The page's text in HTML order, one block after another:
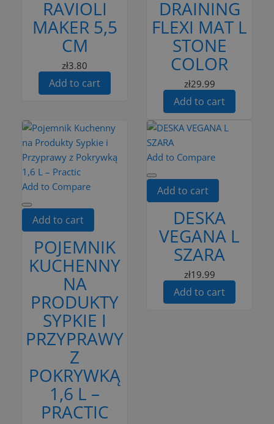
RAVIOLI
MAKER 5,5
CM
zł3.80
Add to cart
DRAINING
FLEXI MAT L
STONE
COLOR
zł29.99
Add to cart
Add to Compare
Add to cart
POJEMNIK
KUCHENNY
NA
PRODUKTY
SYPKIE I
PRZYPRAWY
Z
POKRYWKĄ
1,6 L –
PRACTIC
Add to Compare
Add to cart
DESKA
VEGANA L
SZARA
zł19.99
Add to cart